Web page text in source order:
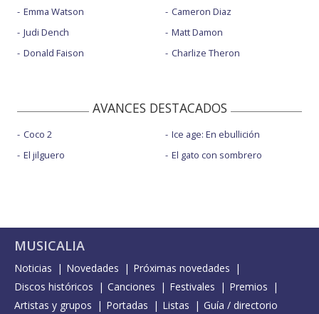
Emma Watson
Judi Dench
Donald Faison
Cameron Diaz
Matt Damon
Charlize Theron
AVANCES DESTACADOS
Coco 2
El jilguero
Ice age: En ebullición
El gato con sombrero
MUSICALIA
Noticias Novedades
Próximas novedades
Discos históricos
Canciones Festivales
Premios
Artistas y grupos
Portadas Listas Guía / directorio